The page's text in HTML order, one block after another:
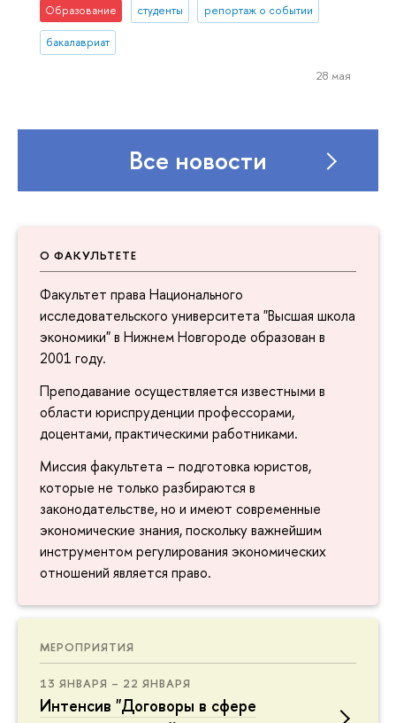
О ФАКУЛЬТЕТЕ
Факультет права Национального
исследовательского университета "Высшая школа
экономики" в Нижнем Новгороде образован в
2001 году.
Преподавание осуществляется известными в
области юриспруденции профессорами,
доцентами, практическими работниками.
Миссия факультета – подготовка юристов,
которые не только разбираются в
законодательстве, но и имеют современные
экономические знания, поскольку важнейшим
инструментом регулирования экономических
отношений является право.
МЕРОПРИЯТИЯ
13 ЯНВАРЯ – 22 ЯНВАРЯ
Интенсив "Договоры в сфере
Образование студенты репортаж о событии
бакалавриат
28 мая
Все новости